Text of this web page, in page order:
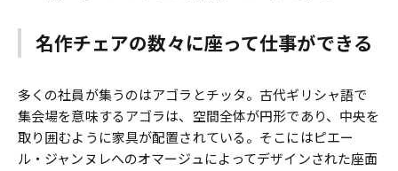
名作チェアの数々に座って仕事ができる
多くの社員が集うのはアゴラとチッタ。古代ギリシャ語で
集会場を意味するアゴラは、空間全体が円形であり、中央を
取り囲むように家具が配置されている。そこにはピエー
ル・ジャンヌレへのオマージュによってデザインされた座面